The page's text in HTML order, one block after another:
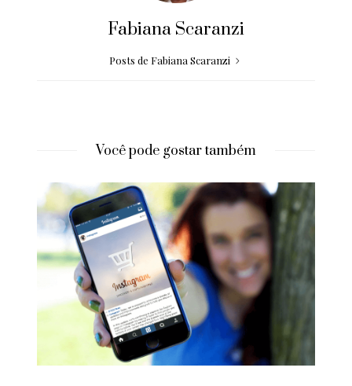
Fabiana Scaranzi
Posts de Fabiana Scaranzi
Você pode gostar também